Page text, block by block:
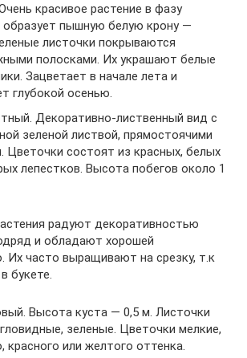
красивое растение в фазу
образует пышную белую крону —
листочки покрываются
полосками. Их украшают белые
Зацветает в начале лета и
глубокой осенью.
Декоративно-лиственный вид с
зеленой листвой, прямостоячими
Цветочки состоят из красных, белых
лепестков. Высота побегов около 1
радуют декоративностью
и обладают хорошей
Их часто выращивают на срезку, т.к
букете.
Высота куста — 0,5 м. Листочки
зеленые. Цветочки мелкие,
красного или желтого оттенка.